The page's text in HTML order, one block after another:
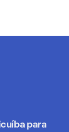
para